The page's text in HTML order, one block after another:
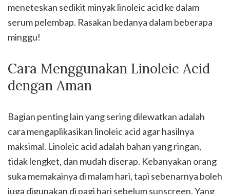
meneteskan sedikit minyak linoleic acid ke dalam
serum pelembap. Rasakan bedanya dalam beberapa
minggu!
Cara Menggunakan Linoleic Acid
dengan Aman
Bagian penting lain yang sering dilewatkan adalah
cara mengaplikasikan linoleic acid agar hasilnya
maksimal. Linoleic acid adalah bahan yang ringan,
tidak lengket, dan mudah diserap. Kebanyakan orang
suka memakainya di malam hari, tapi sebenarnya boleh
juga digunakan di pagi hari sebelum sunscreen. Yang